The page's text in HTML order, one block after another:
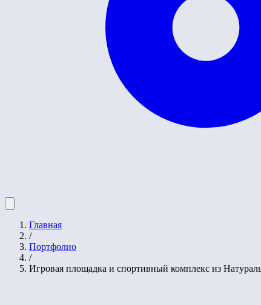
Главная
/
Портфолио
/
Игровая площадка и спортивный комплекс из